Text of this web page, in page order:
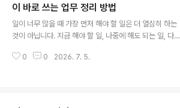
작성하는 경우가 많습니다. 그런데 막상 회의록을 쓰려고
하면 생각보다 어렵습니다. “회의 내용을 전부 적어야 하
나?”“무엇이 중요한 내용인지 모르겠다.”“결정 사항과 논
의 사항을 어떻게 구분해야 하지?”“회의 후에 어떤 형식으
로 공유해야 할까?” 회의록은 단순한 메모가 아닙니다. 회
이 바로 쓰는 업무 정리 방법
일이 너무 많을 때 가장 먼저 해야 할 일은 더 열심히 하는
것이 아닙니다. 지금 해야 할 일, 나중에 해도 되는 일, 다른
는 업무가 한꺼번에 몰렸을 때 우선순위를 정하고 일을 정
0 0 2026. 7. 5.